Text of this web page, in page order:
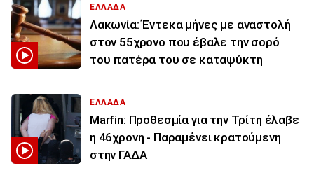
ΕΛΛΑΔΑ
Λακωνία: Έντεκα μήνες με αναστολή
στον 55χρονο που έβαλε την σορό
του πατέρα του σε καταψύκτη
ΕΛΛΑΔΑ
Marfin: Προθεσμία για την Τρίτη έλαβε
η 46χρονη - Παραμένει κρατούμενη
στην ΓΑΔΑ